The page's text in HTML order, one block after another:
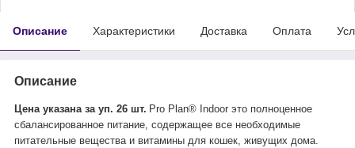
Описание Характеристики Доставка Оплата
Описание
Цена указана за уп. 26 шт. Pro Plan® Indoor это полноценное
сбалансированное питание, содержащее все необходимые
питательные вещества и витамины для кошек, живущих дома.